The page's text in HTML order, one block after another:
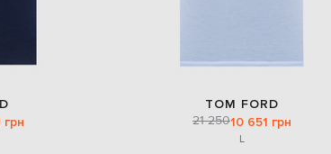
TOM FORD
21 25010 651 грн
L